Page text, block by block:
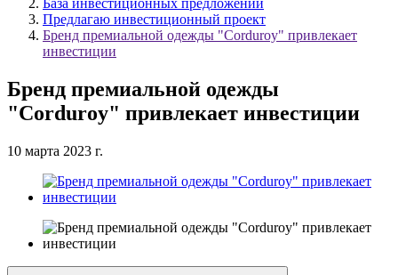
База инвестиционных предложений
Предлагаю инвестиционный проект
Бренд премиальной одежды "Corduroy" привлекает
инвестиции
Бренд премиальной одежды
"Corduroy" привлекает инвестиции
10 марта 2023 г.